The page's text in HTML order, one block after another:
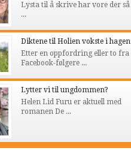
Lysta til å skrive har vore der så
...
Diktene til Holien vokste i hagen
Etter en oppfordring eller to fra
Facebook-følgere ...
Lytter vi til ungdommen?
Helen Lid Furu er aktuell med
romanen De ...